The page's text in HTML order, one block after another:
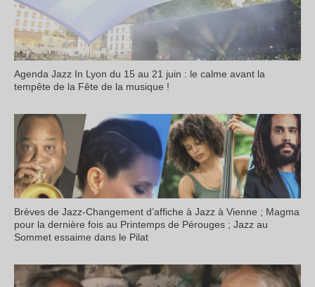
Agenda Jazz In Lyon du 15 au 21 juin : le calme avant la
tempête de la Fête de la musique !
Brèves de Jazz-Changement d’affiche à Jazz à Vienne ; Magma
pour la dernière fois au Printemps de Pérouges ; Jazz au
Sommet essaime dans le Pilat